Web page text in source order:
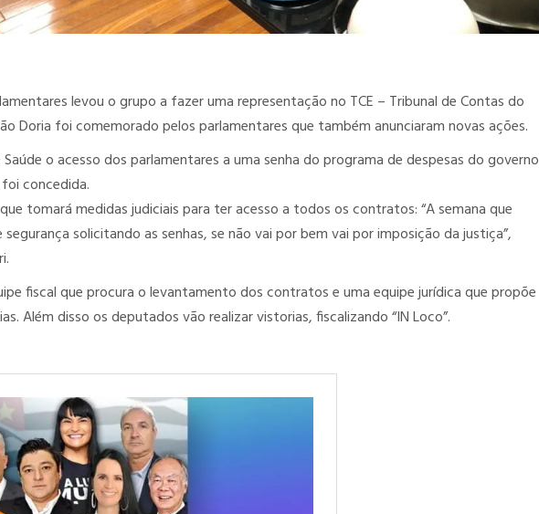
levou o grupo a fazer uma representação no TCE – Tribunal de Contas do
Doria foi comemorado pelos parlamentares que também anunciaram novas ações.
o acesso dos parlamentares a uma senha do programa de despesas do governo
concedida.
tomará medidas judiciais para ter acesso a todos os contratos: “A semana que
solicitando as senhas, se não vai por bem vai por imposição da justiça”,
fiscal que procura o levantamento dos contratos e uma equipe jurídica que propõe
Além disso os deputados vão realizar vistorias, fiscalizando “IN Loco”.